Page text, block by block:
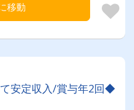
移動
安定収入/賞与年2回◆